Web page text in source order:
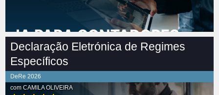
Declaração Eletrónica de Regimes
Específicos
DeRe 2026
com CAMILA OLIVEIRA